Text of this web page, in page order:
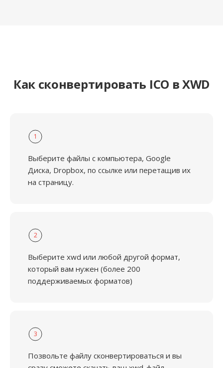
Как сконвертировать ICO в XWD
1
Выберите файлы с компьютера, Google
Диска, Dropbox, по ссылке или перетащив их
на страницу.
2
Выберите xwd или любой другой формат,
который вам нужен (более 200
поддерживаемых форматов)
3
Позвольте файлу сконвертироваться и вы